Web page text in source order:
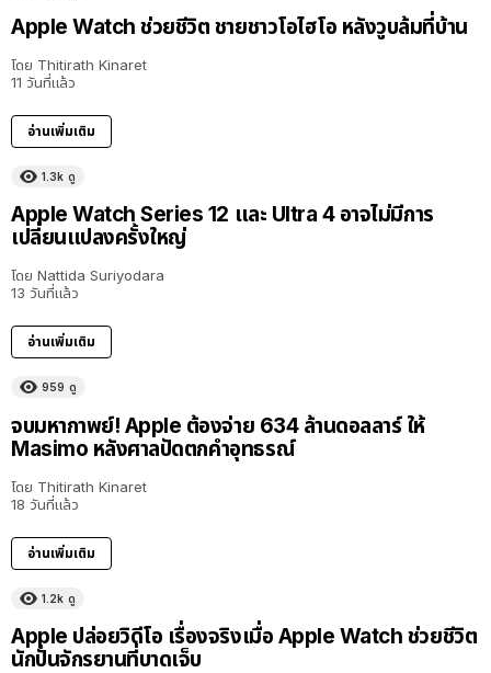
Apple Watch ช่วยชีวิต ชายชาวโอไฮโอ หลังวูบล้มที่บ้าน
โดย Thitirath Kinaret
11 วันที่แล้ว
อ่านเพิ่มเติม
1.3k ดู
Apple Watch Series 12 และ Ultra 4 อาจไม่มีการ
เปลี่ยนแปลงครั้งใหญ่
โดย Nattida Suriyodara
13 วันที่แล้ว
อ่านเพิ่มเติม
959 ดู
จบมหากาพย์! Apple ต้องจ่าย 634 ล้านดอลลาร์ ให้
Masimo หลังศาลปัดตกคำอุทธรณ์
โดย Thitirath Kinaret
18 วันที่แล้ว
อ่านเพิ่มเติม
1.2k ดู
Apple ปล่อยวิดีโอ เรื่องจริงเมื่อ Apple Watch ช่วยชีวิต
นักปั่นจักรยานที่บาดเจ็บ